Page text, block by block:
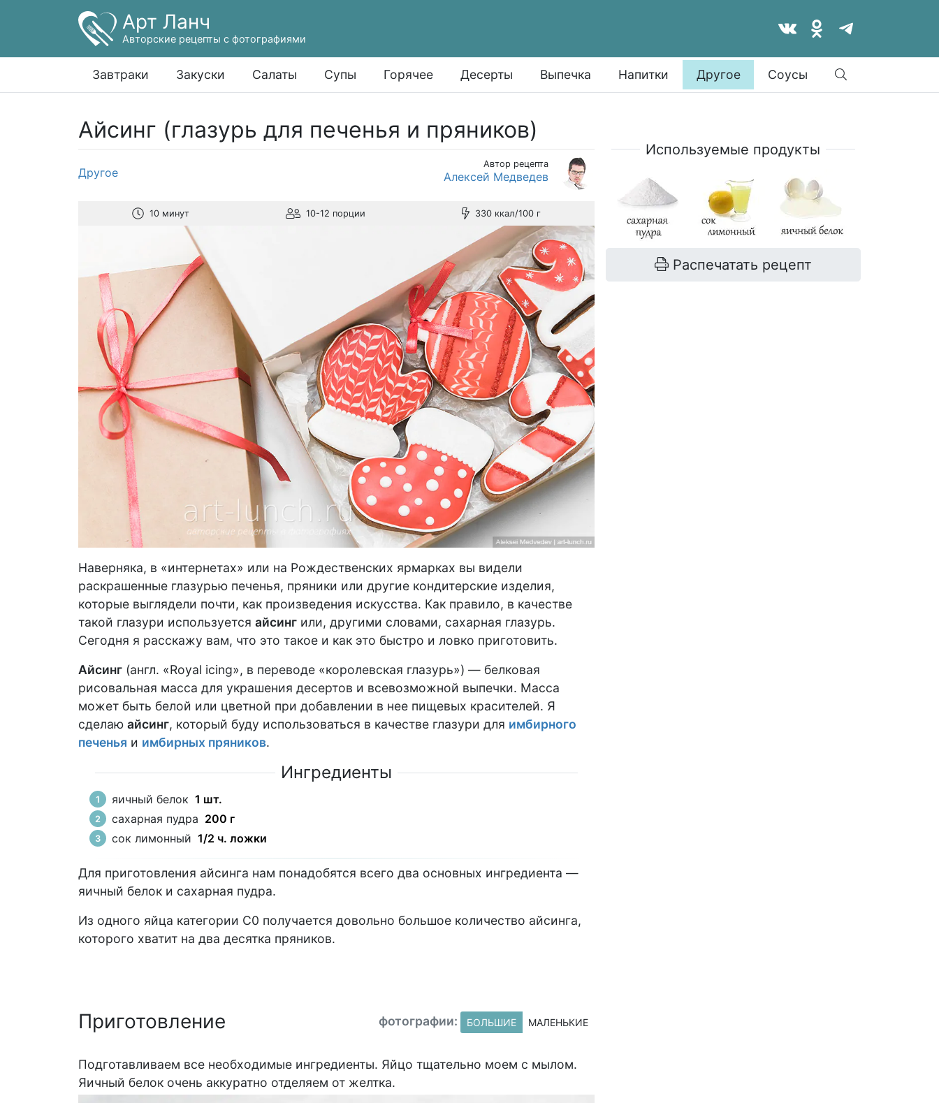
Арт Ланч
Авторские рецепты с фотографиями
Завтраки Закуски Салаты Супы Горячее Десерты Выпечка Напитки Другое Соусы
Найти
Айсинг (глазурь для печенья и пряников)
Другое
Автор рецепта
Алексей Медведев
10 минут 10-12 порции 330 ккал/100 г
Наверняка, в «интернетах» или на Рождественских ярмарках вы видели
раскрашенные глазурью печенья, пряники или другие кондитерские изделия,
которые выглядели почти, как произведения искусства. Как правило, в качестве
такой глазури используется айсинг или, другими словами, сахарная глазурь.
Сегодня я расскажу вам, что это такое и как это быстро и ловко приготовить.
Айсинг (англ. «Royal icing», в переводе «королевская глазурь») — белковая
рисовальная масса для украшения десертов и всевозможной выпечки. Масса
может быть белой или цветной при добавлении в нее пищевых красителей. Я
сделаю айсинг, который буду использоваться в качестве глазури для имбирного
печенья и имбирных пряников.
Ингредиенты
яичный белок 1 шт.
сахарная пудра 200 г
сок лимонный 1/2 ч. ложки
Для приготовления айсинга нам понадобятся всего два основных ингредиента —
яичный белок и сахарная пудра.
Из одного яйца категории С0 получается довольно большое количество айсинга,
которого хватит на два десятка пряников.
Приготовление фотографии: БОЛЬШИЕ МАЛЕНЬКИЕ
Подготавливаем все необходимые ингредиенты. Яйцо тщательно моем с мылом.
Яичный белок очень аккуратно отделяем от желтка.
Используемые продукты
Распечатать рецепт